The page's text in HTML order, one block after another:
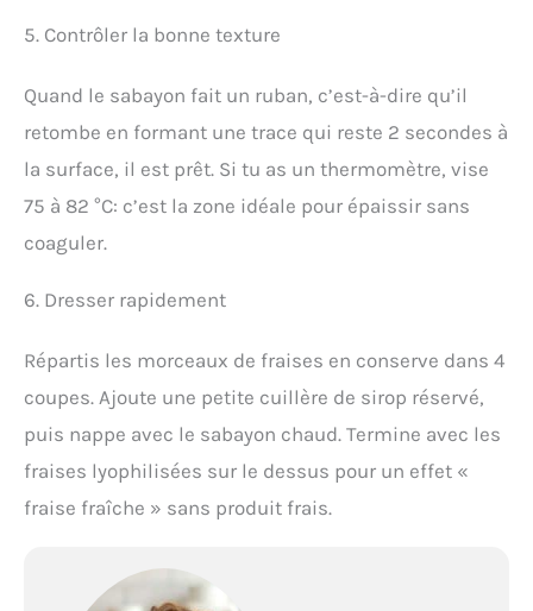
5. Contrôler la bonne texture
Quand le sabayon fait un ruban, c’est-à-dire qu’il
retombe en formant une trace qui reste 2 secondes à
la surface, il est prêt. Si tu as un thermomètre, vise
75 à 82 °C: c’est la zone idéale pour épaissir sans
coaguler.
6. Dresser rapidement
Répartis les morceaux de fraises en conserve dans 4
coupes. Ajoute une petite cuillère de sirop réservé,
puis nappe avec le sabayon chaud. Termine avec les
fraises lyophilisées sur le dessus pour un effet «
fraise fraîche » sans produit frais.